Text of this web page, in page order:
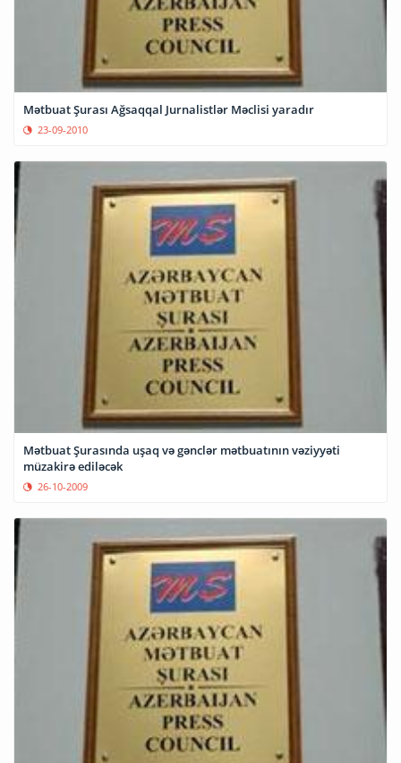
Mətbuat Şurası Ağsaqqal Jurnalistlər Məclisi yaradır
23-09-2010
Mətbuat Şurasında uşaq və gənclər mətbuatının vəziyyəti
müzakirə ediləcək
26-10-2009